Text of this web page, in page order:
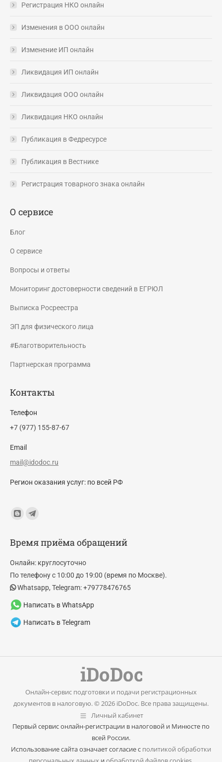
Регистрация НКО онлайн
Изменения в ООО онлайн
Изменение ИП онлайн
Ликвидация ИП онлайн
Ликвидация ООО онлайн
Ликвидация НКО онлайн
Публикация в Федресурсе
Публикация в Вестнике
Регистрация товарного знака онлайн
О сервисе
Блог
О сервисе
Вопросы и ответы
Мониторинг достоверности сведений в ЕГРЮЛ
Выписка Росреестра
ЭП для физического лица
#Благотворительность
Партнерская программа
Контакты
Телефон
+7 (977) 155-87-67
Email
mail@idodoc.ru
Регион оказания услуг: по всей РФ
Find us on:
Blogger
opens
window
Telegram
opens
new
window
Время приёма обращений
Онлайн: круглосуточно
По телефону с 10:00 до 19:00 (время по Москве).
Whatsapp, Telegram: +79778476765
Написать в WhatsApp
Написать в Telegram
Онлайн-сервис подготовки и подачи регистрационных
документов в налоговую. © 2026 iDoDoc. Все права защищены.
Личный кабинет
Первый сервис онлайн-регистрации в налоговой и Минюсте по
всей России.
Использование сайта означает согласие с политикой обработки